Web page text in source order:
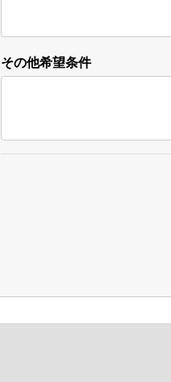
その他希望条件